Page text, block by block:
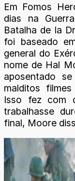
Em Fomos
dias na
Batalha de Ia
foi baseado
general do
nome de Hal
aposentado
malditos
Isso fez com
trabalhasse
final, Moore